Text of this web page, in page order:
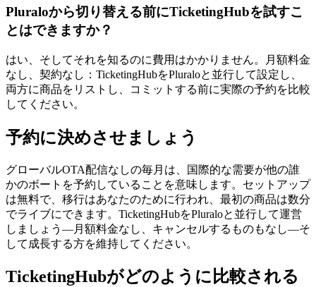
Pluraloから切り替える前にTicketingHubを試すこ
とはできますか？
はい、そしてそれを知るのに費用はかかりません。月額料金
なし、契約なし：TicketingHubをPluraloと並行して設定し、
両方に商品をリストし、コミットする前に実際の予約を比較
してください。
予約に決めさせましょう
グローバルOTA配信なしの毎月は、国際的な需要が他の誰
かのボートを予約していることを意味します。セットアップ
は無料で、移行はあなたのために行われ、最初の商品は数分
でライブにできます。TicketingHubをPluraloと並行して運営
しましょう—月額料金なし、キャンセルするものもなし—そ
して成長する方を維持してください。
TicketingHubがどのように比較される